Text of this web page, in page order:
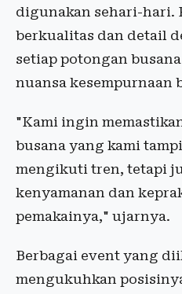
digunakan sehari-hari.
berkualitas dan detail
setiap potongan
nuansa kesempurnaan
"Kami ingin
busana yang kami
mengikuti tren, tetapi
kenyamanan dan
pemakainya," ujarnya.
Berbagai event yang
mengukuhkan